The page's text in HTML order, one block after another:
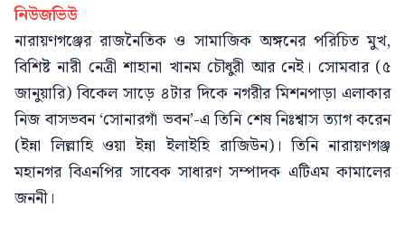
নিউজভিউ
নারায়ণগঞ্জের রাজনৈতিক ও সামাজিক অঙ্গনের পরিচিত মুখ,
বিশিষ্ট নারী নেত্রী শাহানা খানম চৌধুরী আর নেই। সোমবার (৫
জানুয়ারি) বিকেল সাড়ে ৪টার দিকে নগরীর মিশনপাড়া এলাকার
নিজ বাসভবন ‘সোনারগাঁ ভবন’-এ তিনি শেষ নিঃশ্বাস ত্যাগ করেন
(ইন্না লিল্লাহি ওয়া ইন্না ইলাইহি রাজিউন)। তিনি নারায়ণগঞ্জ
মহানগর বিএনপির সাবেক সাধারণ সম্পাদক এটিএম কামালের
জননী।